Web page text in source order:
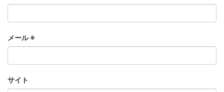
メール※
サイト